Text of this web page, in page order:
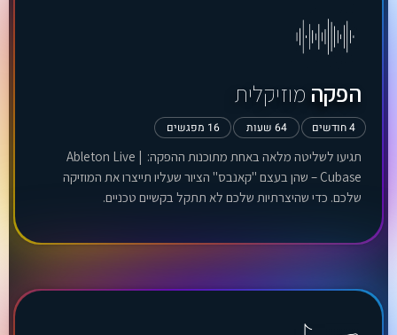
הפקה מוזיקלית
4 חודשים 64 שעות 16 מפגשים
תגיעו לשליטה מלאה באחת מתוכנות ההפקה: Ableton Live |
Cubase – שהן בעצם "קאנבס" הציור שעליו תייצרו את המוזיקה
שלכם. כדי שהיצרתיות שלכם לא תתקל בקשיים טכניים.